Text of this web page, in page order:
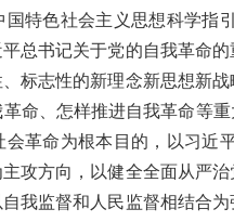
特色社会主义思想科学指
总书记关于党的自我革命
标志性的新理念新思想新
命、怎样推进自我革命等
革命为根本目的，以习近
攻方向，以健全全面从严
我监督和人民监督相结合